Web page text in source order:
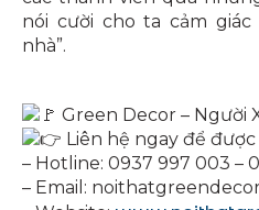
nói cười cho ta cảm giác
nhà”.
Green Decor – Người
Liên hệ ngay để
– Hotline: 0937 997 003 –
– Email: